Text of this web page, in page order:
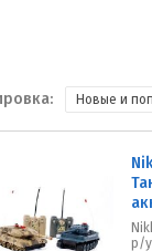
Новые и
р/